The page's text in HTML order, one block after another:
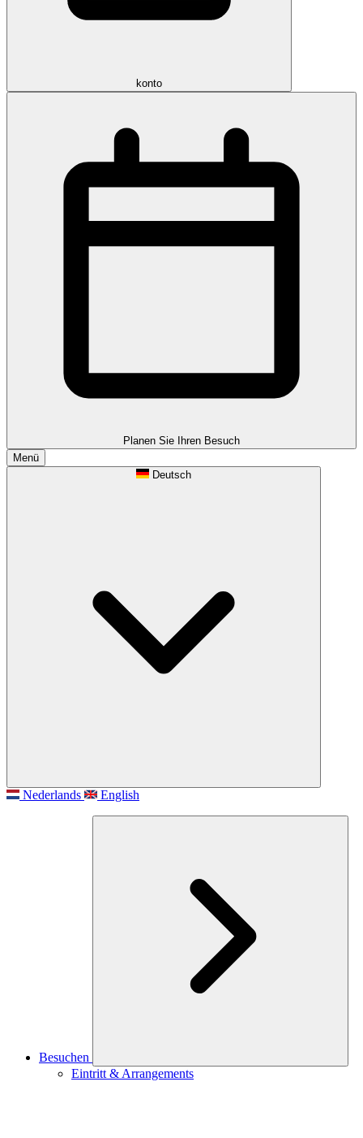
konto
Planen Sie Ihren Besuch
Menü
Deutsch
Nederlands English
Besuchen
Eintritt & Arrangements